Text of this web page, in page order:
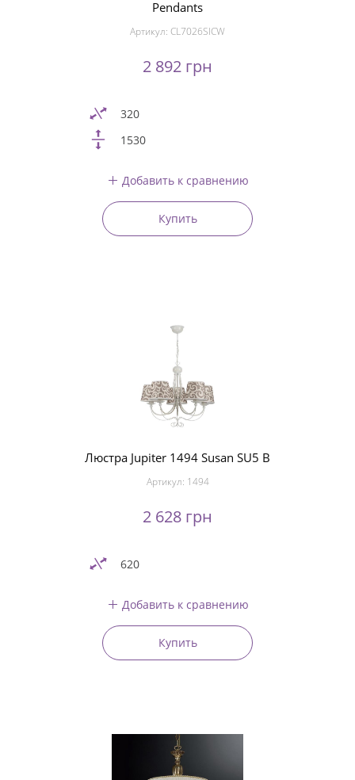
Pendants
Артикул: CL7026SICW
2 892 грн
320
1530
Добавить к сравнению
Купить
Люстра Jupiter 1494 Susan SU5 B
Артикул: 1494
2 628 грн
620
Добавить к сравнению
Купить